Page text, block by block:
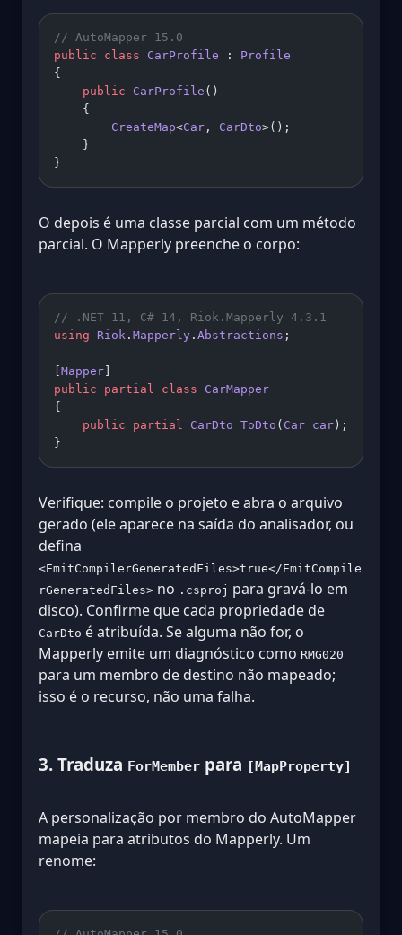
// AutoMapper 15.0
public class CarProfile : Profile
{
    public
CarProfile ()
    {
        CreateMap
<Car , CarDto>();
    }
}
O depois é uma classe parcial com um método
parcial. O Mapperly preenche o corpo:
// .NET 11, C# 14, Riok.Mapperly 4.3.1
using Riok . Mapperly . Abstractions ;
Mapper
public partial class CarMapper
{
    public
partial CarDto ToDto ( Car car );
}
Verifique: compile o projeto e abra o arquivo
gerado (ele aparece na saída do analisador, ou
defina
<EmitCompilerGeneratedFiles>true</EmitCompile
rGeneratedFiles> no .csproj para gravá-lo em
disco). Confirme que cada propriedade de
CarDto é atribuída. Se alguma não for, o
Mapperly emite um diagnóstico como RMG020
para um membro de destino não mapeado;
isso é o recurso, não uma falha.
3. Traduza ForMember para [MapProperty]
A personalização por membro do AutoMapper
mapeia para atributos do Mapperly. Um
renome: